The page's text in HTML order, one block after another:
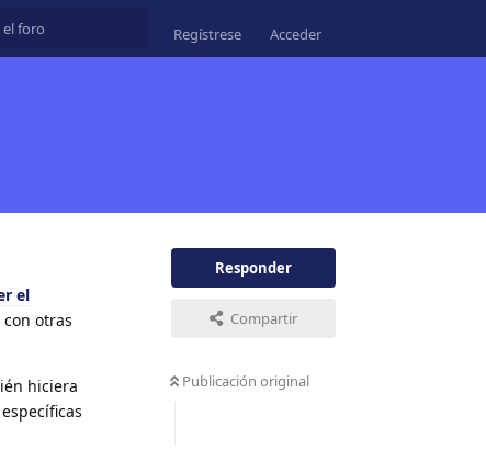
Regístrese Acceder
Responder
Compartir
Publicación original
el
otras
hiciera